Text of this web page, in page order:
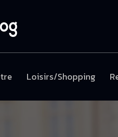
Loisirs/Shopping